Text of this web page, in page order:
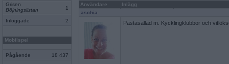
Grisen
Böjningslistan
1
Inloggade 2
Mobilspel
Pågående 18 437
Användare
Inlägg
aschia
Pastasallad m. Kycklingklubbor och